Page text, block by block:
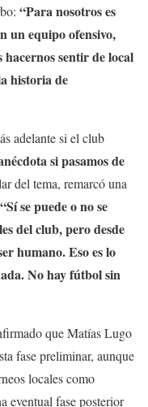
“Para nosotros es
un equipo ofensivo,
sentir de local
historia de
adelante si el club
si pasamos de
del tema, remarcó una
“Sí se puede o no se
del club, pero desde
humano. Eso es lo
No hay fútbol sin
que Matías Lugo
fase preliminar, aunque
locales como
eventual fase posterior